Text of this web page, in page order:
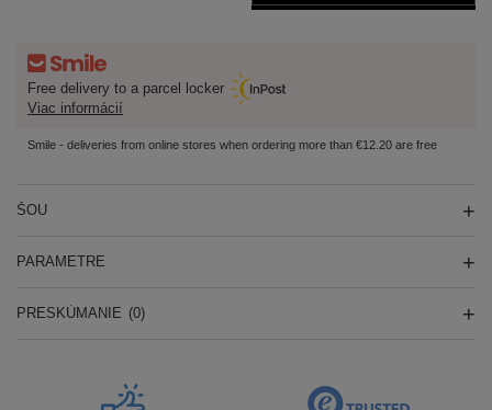
Free delivery to a parcel locker
Viac informácií
Smile - deliveries from online stores when ordering more than €12.20 are free
ŠOU
PARAMETRE
PRESKÚMANIE (0)